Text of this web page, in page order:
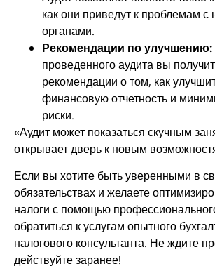
как они приведут к проблемам с
органами.
Рекомендации по улучшению:
проведенного аудита вы
рекомендации о том, как
финансовую отчетность и
риски.
«Аудит может показаться скучным
открывает дверь к новым
Если вы хотите быть уверенными в
обязательствах и желаете
налоги с помощью
обратиться к услугам опытного
налогового консультанта. Не ждите
действуйте заранее!